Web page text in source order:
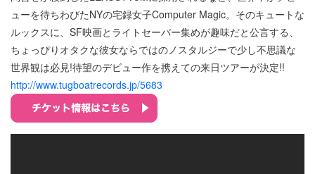
ューを待ちわびたNYの宅録女子Computer Magic。そのキュートな
ルックスに、SF映画とライトセーバー集めが趣味だと公言する、
ちょっぴりオタクな彼女ならではのノスタルジーで少し不思議な
世界観は必見!待望のデビュー作を携えての来日ツアーが決定!!
http://www.tugboatrecords.jp/5683